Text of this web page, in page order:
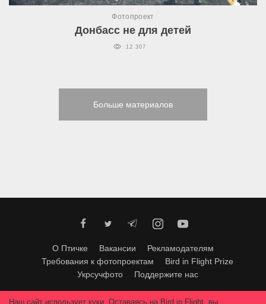
Фотопроект
Донбасс не для детей
12 307
Больше материалов
О Птичке Вакансии
Рекламодателям
Требования к фотопроектам
Bird in Flight Prize
Укрсучфото
Поддержите нас
Любое использование материалов допускается только с согласия
Наш сайт использует куки. Оставаясь на Bird in Flight, вы